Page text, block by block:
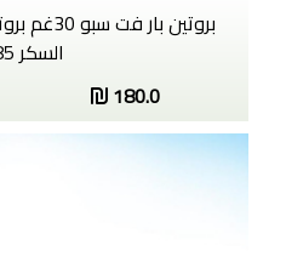
بروتين
السكر 85 غم
180.0